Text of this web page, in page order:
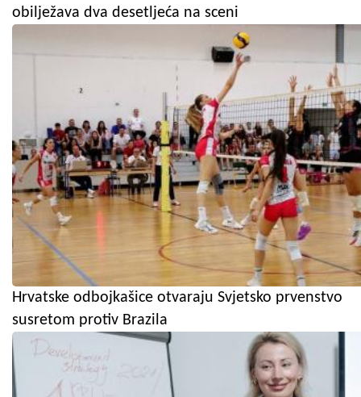
obilježava dva desetljeća na sceni
Hrvatske odbojkašice otvaraju Svjetsko prvenstvo
susretom protiv Brazila